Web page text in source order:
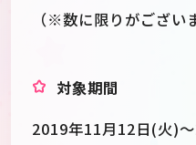
（※数に限りがござい
対象期間
2019年11月12日(火)